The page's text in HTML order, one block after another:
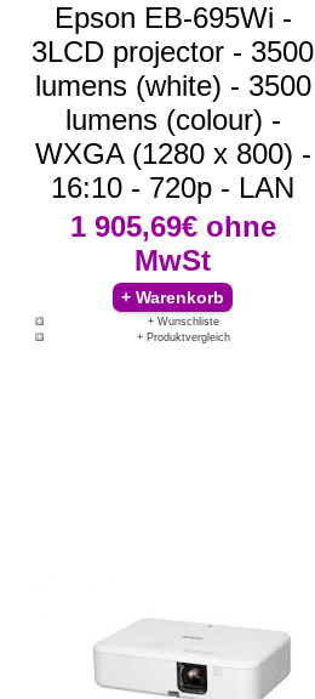
Epson EB-695Wi -
3LCD projector - 3500
lumens (white) - 3500
lumens (colour) -
WXGA (1280 x 800) -
16:10 - 720p - LAN
1 905,69€ ohne
MwSt
+ Wunschliste
+ Produktvergleich